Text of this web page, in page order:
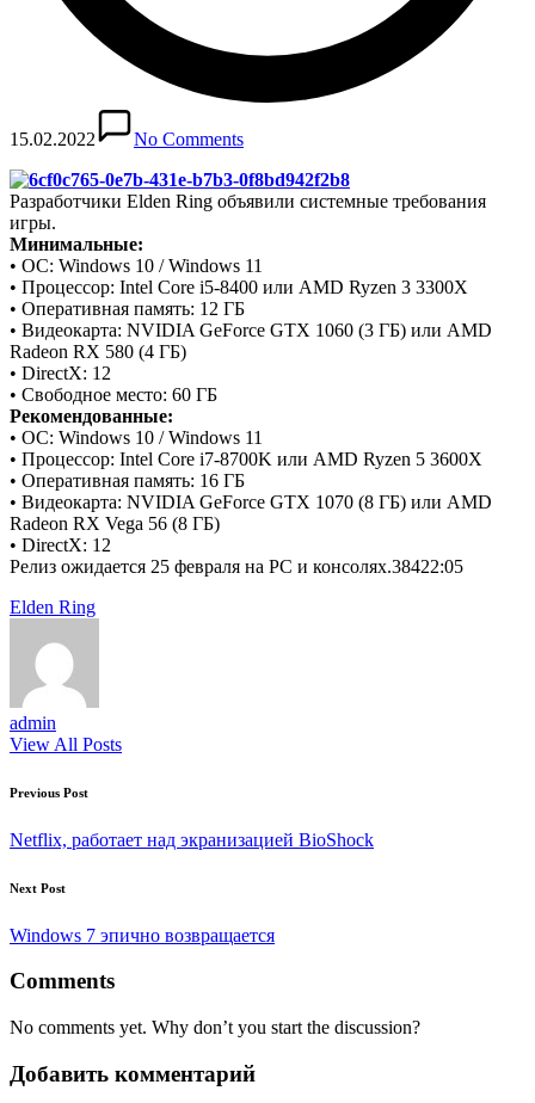
15.02.2022 No Comments
Разработчики Elden Ring объявили системные требования
игры.
Минимальные:
• ОС: Windows 10 / Windows 11
• Процессор: Intel Core i5-8400 или AMD Ryzen 3 3300X
• Оперативная память: 12 ГБ
• Видеокарта: NVIDIA GeForce GTX 1060 (3 ГБ) или AMD
Radeon RX 580 (4 ГБ)
• DirectX: 12
• Свободное место: 60 ГБ
Рекомендованные:
• ОС: Windows 10 / Windows 11
• Процессор: Intel Core i7-8700K или AMD Ryzen 5 3600X
• Оперативная память: 16 ГБ
• Видеокарта: NVIDIA GeForce GTX 1070 (8 ГБ) или AMD
Radeon RX Vega 56 (8 ГБ)
• DirectX: 12
Релиз ожидается 25 февраля на PC и консолях.38422:05
Tags:
Elden Ring
admin
View All Posts
Post
navigation
Previous Post
Netflix, работает над экранизацией BioShock
Next Post
Windows 7 эпично возвращается
Comments
No comments yet. Why don’t you start the discussion?
Добавить комментарий